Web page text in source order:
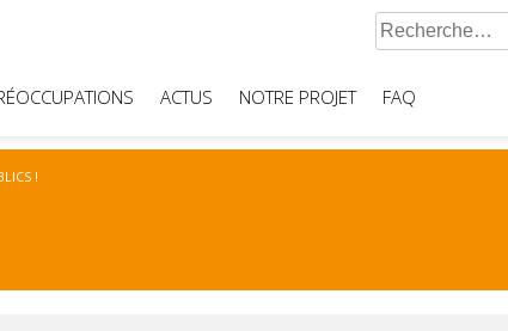
Rechercher :
ACTUS NOTRE PROJET FAQ
!